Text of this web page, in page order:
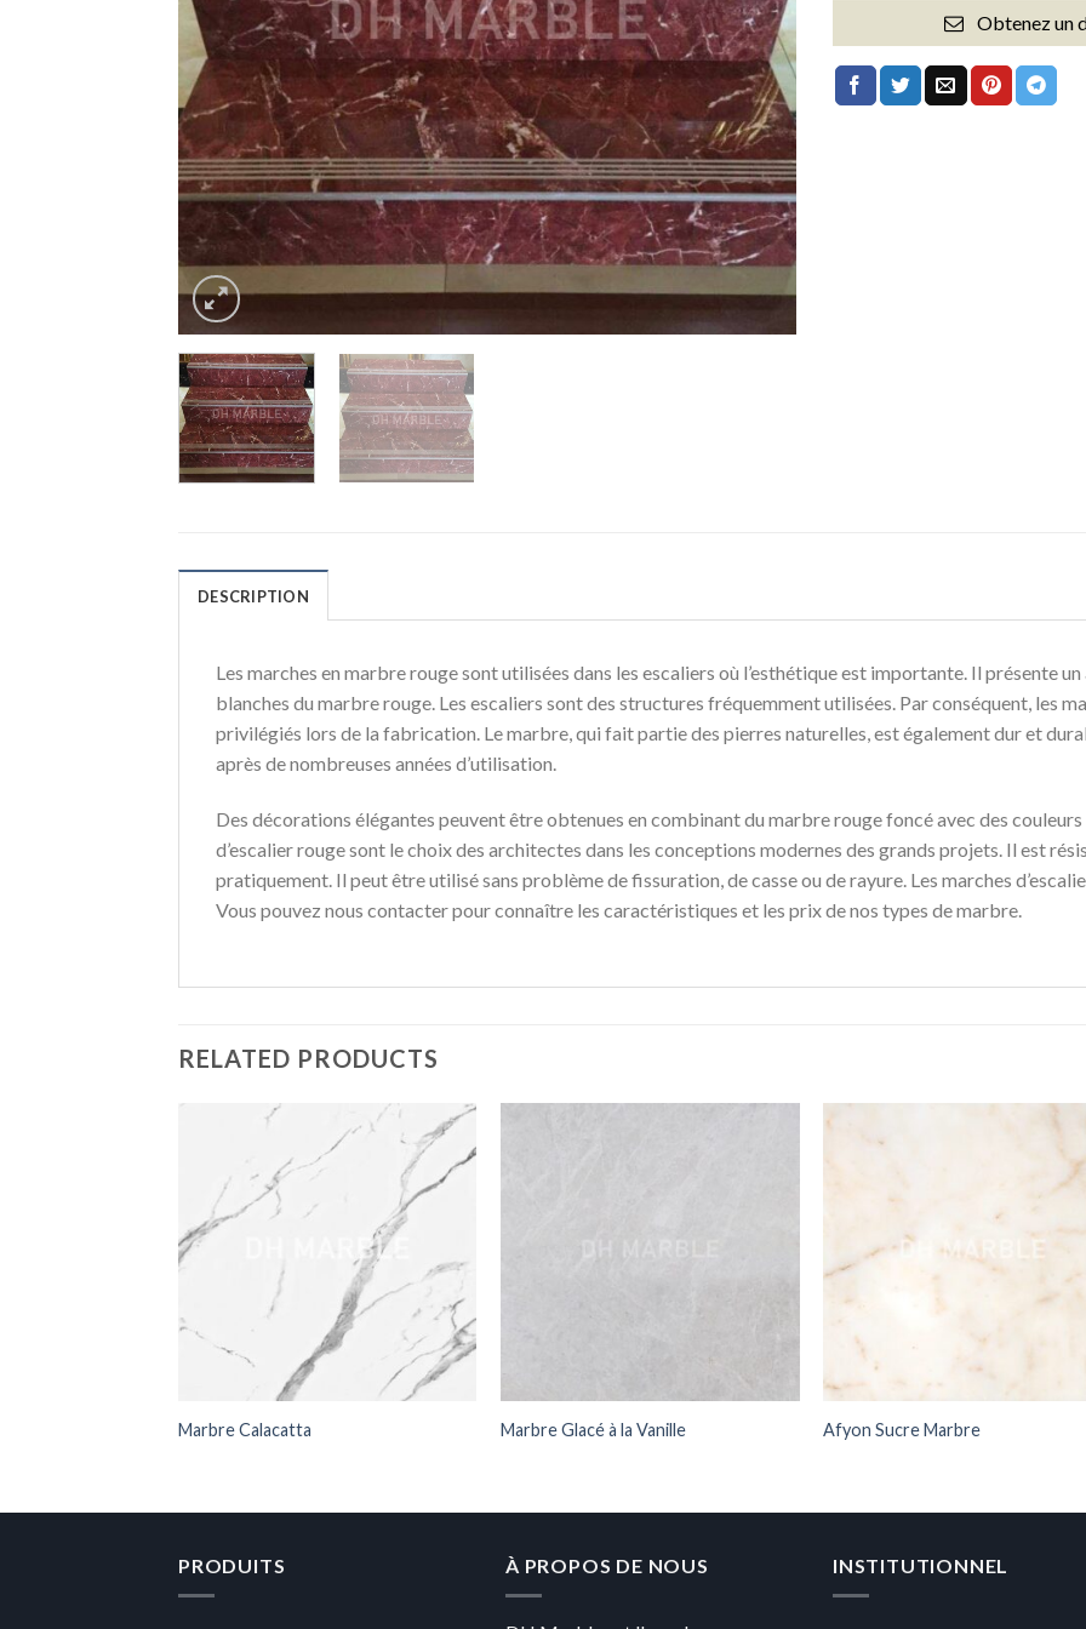
Obtenez un
DESCRIPTION
Les marches en marbre rouge sont utilisées dans les escaliers où l’esthétique est importante. Il présente
blanches du marbre rouge. Les escaliers sont des structures fréquemment utilisées. Par conséquent, les
privilégiés lors de la fabrication. Le marbre, qui fait partie des pierres naturelles, est également dur et
après de nombreuses années d’utilisation.
Des décorations élégantes peuvent être obtenues en combinant du marbre rouge foncé avec des
d’escalier rouge sont le choix des architectes dans les conceptions modernes des grands projets. Il est
pratiquement. Il peut être utilisé sans problème de fissuration, de casse ou de rayure. Les marches
Vous pouvez nous contacter pour connaître les caractéristiques et les prix de nos types de marbre.
RELATED PRODUCTS
Marbre Calacatta Marbre Glacé à la Vanille Afyon Sucre Marbre
PRODUITS À PROPOS DE NOUS INSTITUTIONNEL